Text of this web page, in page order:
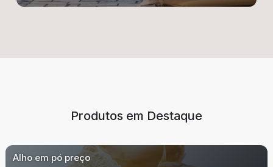
Produtos em Destaque
Alho em pó preço